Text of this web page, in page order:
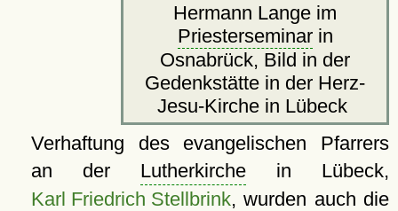
Hermann Lange im
Priesterseminarin
Osnabrück, Bild in der
Gedenkstätte in der Herz-
Jesu-Kirche in Lübeck
Verhaftung des evangelischen Pfarrers
an der Lutherkirchein Lübeck,
Karl Friedrich Stellbrink, wurden auch die